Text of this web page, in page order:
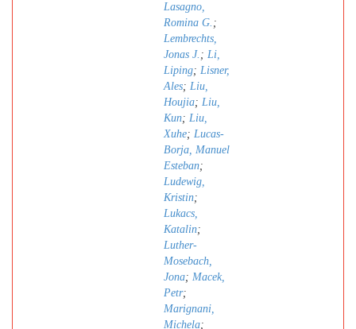
Lasagno,
Romina G. ;
Lembrechts,
Jonas J. ; Li,
Liping; Lisner,
Ales; Liu,
Houjia; Liu,
Kun; Liu,
Xuhe; Lucas-
Borja, Manuel
Esteban;
Ludewig,
Kristin;
Lukacs,
Katalin;
Luther-
Mosebach,
Jona; Macek,
Petr;
Marignani,
Michela;